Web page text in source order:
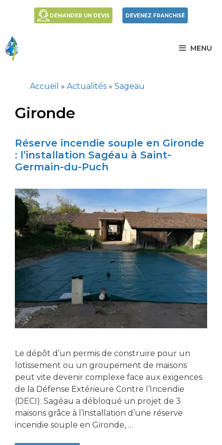
DEMANDER UN DEVIS DEVENEZ FRANCHISÉ
MENU
Accueil » Actualités » Sageau
Gironde
Réserve incendie souple en Gironde
: l’installation Sagéau à Saint-
Germain-du-Puch
Le dépôt d’un permis de construire pour un
lotissement ou un groupement de maisons
peut vite devenir complexe face aux exigences
de la Défense Extérieure Contre l’Incendie
(DECI). Sagéau a débloqué un projet de 3
maisons grâce à l’installation d’une réserve
incendie souple en Gironde, …